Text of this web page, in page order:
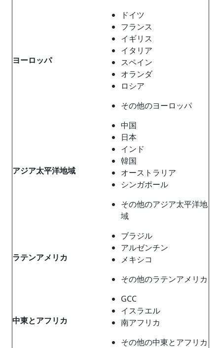
ヨーロッパ
ドイツ
フランス
イギリス
イタリア
スペイン
オランダ
ロシア
その他のヨーロッパ
アジア太平洋地域
中国
日本
インド
韓国
オーストラリア
シンガポール
その他のアジア太平洋地
域
ラテンアメリカ
ブラジル
アルゼンチン
メキシコ
その他のラテンアメリカ
中東とアフリカ
GCC
イスラエル
南アフリカ
その他の中東とアフリカ